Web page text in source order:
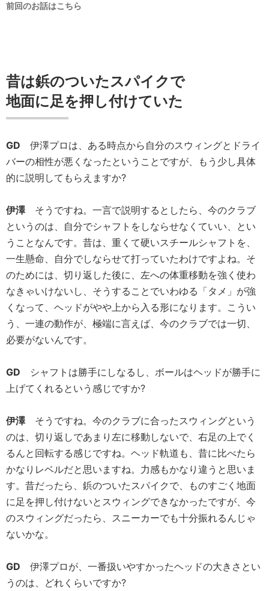
前回のお話はこちら
昔は鋲のついたスパイクで
地面に足を押し付けていた
GD
伊澤プロは、ある時点から自分のスウィングとドライ
バーの相性が悪くなったということですが、もう少し具体
的に説明してもらえますか?
伊澤
そうですね。一言で説明するとしたら、今のクラブ
というのは、自分でシャフトをしならせなくていい、とい
うことなんです。昔は、重くて硬いスチールシャフトを、
一生懸命、自分でしならせて打っていたわけですよね。そ
のためには、切り返した後に、左への体重移動を強く使わ
なきゃいけないし、そうすることでいわゆる「タメ」が強
くなって、ヘッドがやや上から入る形になります。こうい
う、一連の動作が、極端に言えば、今のクラブでは一切、
必要がないんです。
GD
シャフトは勝手にしなるし、ボールはヘッドが勝手に
上げてくれるという感じですか?
伊澤
そうですね。今のクラブに合ったスウィングという
のは、切り返しであまり左に移動しないで、右足の上でく
るんと回転する感じですね。ヘッド軌道も、昔に比べたら
かなりレベルだと思いますね。力感もかなり違うと思いま
す。昔だったら、鋲のついたスパイクで、ものすごく地面
に足を押し付けないとスウィングできなかったですが、今
のスウィングだったら、スニーカーでも十分振れるんじゃ
ないかな。
GD
伊澤プロが、一番扱いやすかったヘッドの大きさとい
うのは、どれくらいですか?